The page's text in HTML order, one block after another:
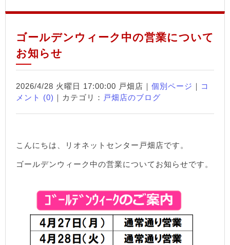
ゴールデンウィーク中の営業について
お知らせ
2026/4/28 火曜日 17:00:00 戸畑店｜ 個別ページ ｜ コ
メント (0) ｜カテゴリ： 戸畑店のブログ
こんにちは、リオネットセンター戸畑店です。
ゴールデンウィーク中の営業についてお知らせです。